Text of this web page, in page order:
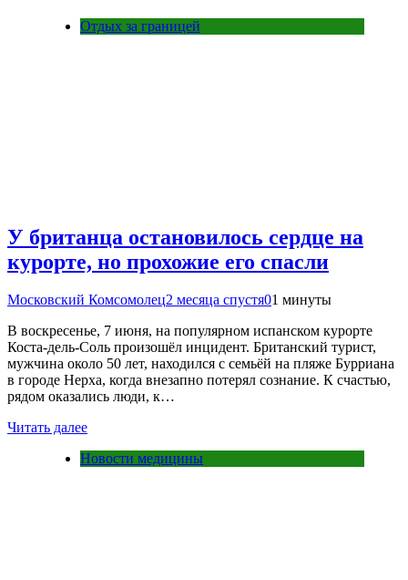
Отдых за границей
У британца остановилось сердце на
курорте, но прохожие его спасли
Московский Комсомолец2 месяца спустя01 минуты
В воскресенье, 7 июня, на популярном испанском курорте
Коста-дель-Соль произошёл инцидент. Британский турист,
мужчина около 50 лет, находился с семьёй на пляже Бурриана
в городе Нерха, когда внезапно потерял сознание. К счастью,
рядом оказались люди, к…
Читать далее
Новости медицины